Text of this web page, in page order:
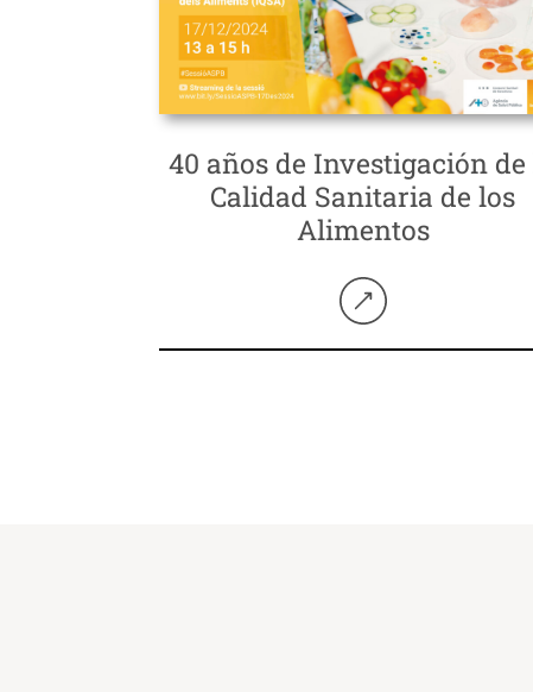
40 años de Investigación de
Calidad Sanitaria de los
Alimentos